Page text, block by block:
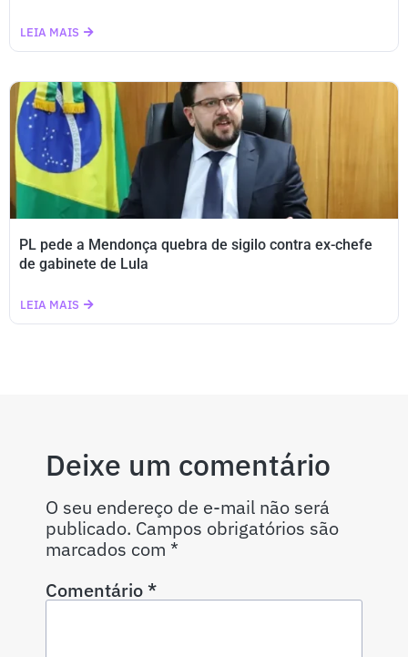
LEIA MAIS
PL pede a Mendonça quebra de sigilo contra ex-chefe
de gabinete de Lula
LEIA MAIS
Deixe um comentário
O seu endereço de e-mail não será
publicado. Campos obrigatórios são
marcados com *
Comentário*